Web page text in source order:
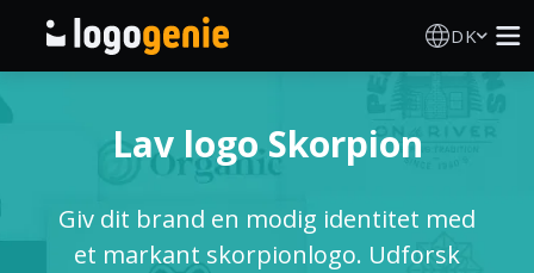
DK
AI logogenerator
Logoidéer
Lav logo Skorpion
Giv dit brand en modig identitet med
et markant skorpionlogo. Udforsk